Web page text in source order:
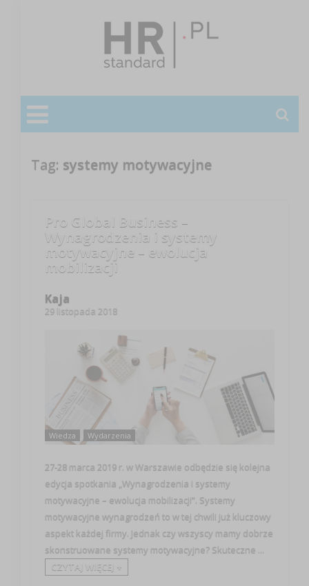
Tag: systemy motywacyjne
Pro Global Business –
Wynagrodzenia i systemy
motywacyjne – ewolucja
mobilizacji
Kaja
29 listopada 2018
Wiedza Wydarzenia
27-28 marca 2019 r. w Warszawie odbędzie się kolejna
edycja spotkania „Wynagrodzenia i systemy
motywacyjne – ewolucja mobilizacji”. Systemy
motywacyjne wynagrodzeń to w tej chwili już kluczowy
aspekt każdej firmy. Jednak czy wszyscy mamy dobrze
skonstruowane systemy motywacyjne? Skuteczne ...
CZYTAJ WIĘCEJ +